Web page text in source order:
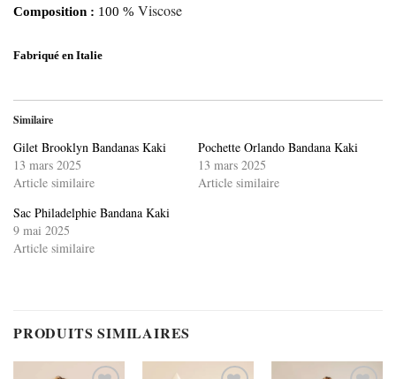
Composition : 100 % Viscose
Fabriqué en Italie
Similaire
Gilet Brooklyn Bandanas Kaki
13 mars 2025
Article similaire
Pochette Orlando Bandana Kaki
13 mars 2025
Article similaire
Sac Philadelphie Bandana Kaki
9 mai 2025
Article similaire
PRODUITS SIMILAIRES